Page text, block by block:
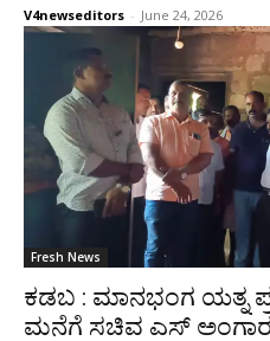
V4newseditors - June 24, 2026
Fresh News
ಕಡಬ : ಮಾನಭಂಗ ಯತ್ನ
ಮನೆಗೆ ಸಚಿವ ಎಸ್